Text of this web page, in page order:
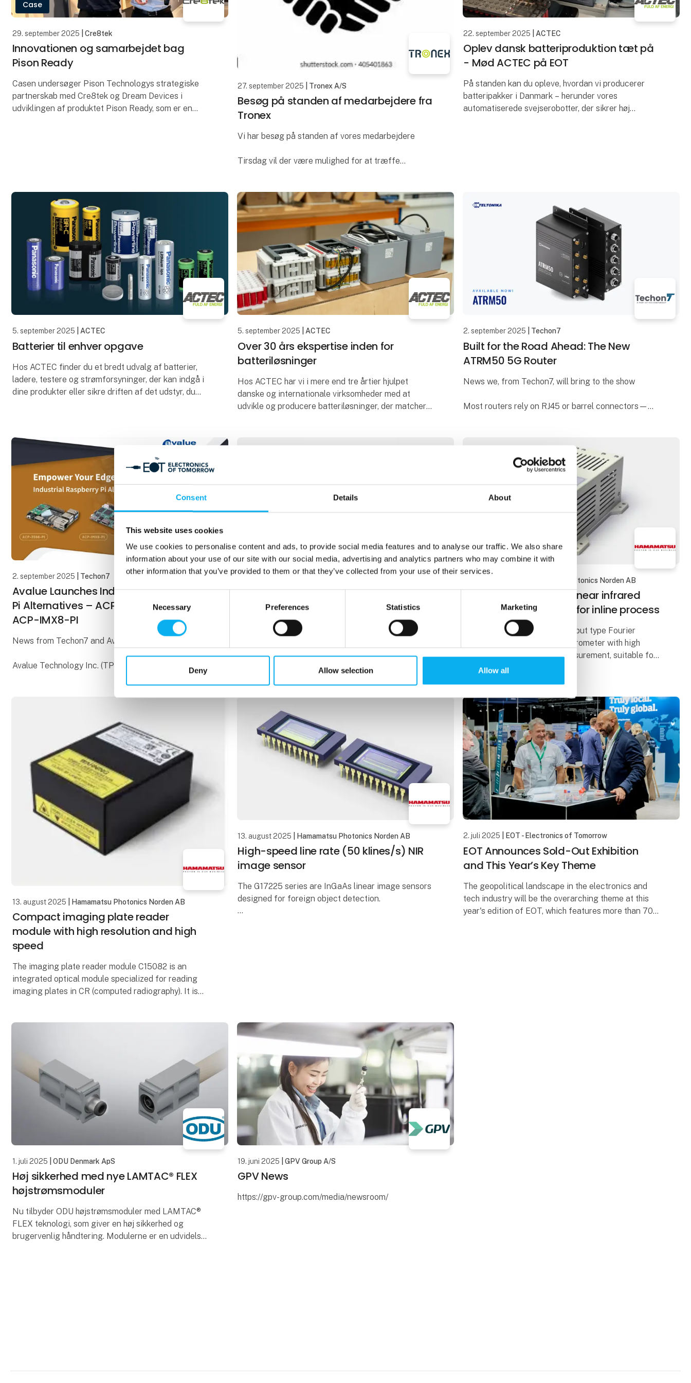
Consent Details About
This website uses cookies
We use cookies to personalise content and ads, to provide social media features and to analyse our traffic. We also share
information about your use of our site with our social media, advertising and analytics partners who may combine it with
other information that you’ve provided to them or that they’ve collected from your use of their services.
Consent
Selection
Necessary Preferences Statistics Marketing
Deny Allow selection Allow all
Case
29. september 2025 | Cre8tek
Innovationen og samarbejdet bag
Pison Ready
Casen undersøger Pison Technologys strategiske
partnerskab med Cre8tek og Dream Devices i
udviklingen af produktet Pison Ready, som er en
27. september 2025 | Tronex A/S
Besøg på standen af medarbejdere fra
Tronex
Vi har besøg på standen af vores medarbejdere
Tirsdag vil der være mulighed for at træffe
Henrik Plambech - CFO
Sonja Larsen - Indkøbschef
Jan Storgaard - afg
22. september 2025 | ACTEC
Oplev dansk batteriproduktion tæt på
- Mød ACTEC på EOT
På standen kan du opleve, hvordan vi producerer
batteripakker i Danmark – herunder vores
automatiserede svejserobotter, der sikrer høj
5. september 2025 | ACTEC
Batterier til enhver opgave
Hos ACTEC finder du et bredt udvalg af batterier,
ladere, testere og strømforsyninger, der kan indgå i
dine produkter eller sikre driften af det udstyr, du
5. september 2025 | ACTEC
Over 30 års ekspertise inden for
batteriløsninger
Hos ACTEC har vi i mere end tre årtier hjulpet
danske og internationale virksomheder med at
udvikle og producere batteriløsninger, der matcher
2. september 2025 | Techon7
Built for the Road Ahead: The New
ATRM50 5G Router
News we, from Techon7, will bring to the show
Most routers rely on RJ45 or barrel connectors—
2. september 2025 | Techon7
Avalue Launches Industrial Raspberry
Pi Alternatives – ACP-3566-PI and
ACP-IMX8-PI
News from Techon7 and Avalue
Avalue Technology Inc. (TPEx: 3479.TWO), a global
leader in industrial computing solutions, announces
to 800 nm
These APDs feature improved sensitivity across a
nm. While they offer high sensitivity in the short-
wavelength region, they also achieve high gain at lon
| Hamamatsu Photonics Norden AB
High-speed, compact near infrared
spectrometer suitable for inline process
C16511-01 is an optical fiber input type Fourier
transform near infrared spectrometer with high
accuracy and high speed measurement, suitable for
inline process monitoring in the field.
13. august 2025 | Hamamatsu Photonics Norden AB
Compact imaging plate reader
module with high resolution and high
speed
The imaging plate reader module C15082 is an
integrated optical module specialized for reading
imaging plates in CR (computed radiography). It is
13. august 2025 | Hamamatsu Photonics Norden AB
High-speed line rate (50 klines/s) NIR
image sensor
The G17225 series are InGaAs linear image sensors
designed for foreign object detection.
2. juli 2025 | EOT - Electronics of Tomorrow
EOT Announces Sold-Out Exhibition
and This Year’s Key Theme
The geopolitical landscape in the electronics and
tech industry will be the overarching theme at this
year's edition of EOT, which features more than 70
1. juli 2025 | ODU Denmark ApS
Høj sikkerhed med nye LAMTAC® FLEX
højstrømsmoduler
Nu tilbyder ODU højstrømsmoduler med LAMTAC®
FLEX teknologi, som giver en høj sikkerhed og
brugervenlig håndtering. Modulerne er en udvidelse
19. juni 2025 | GPV Group A/S
GPV News
https://gpv-group.com/media/newsroom/